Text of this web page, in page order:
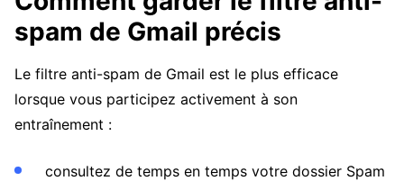
spam de Gmail précis
Le filtre anti-spam de Gmail est le plus efficace
lorsque vous participez activement à son
entraînement :
consultez de temps en temps votre dossier Spam